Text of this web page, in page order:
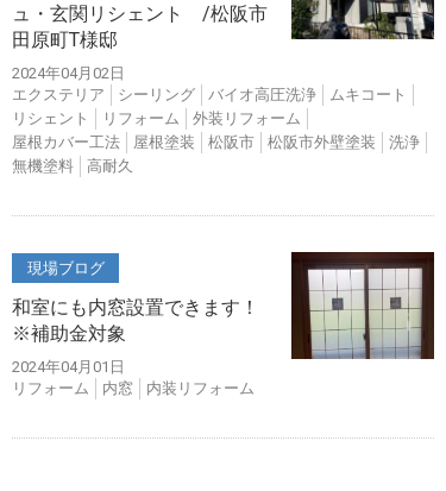
ュ・玄関リシェント /松阪市
田原町T様邸
2024年04月02日
エクステリア
シーリング バイオ高圧洗浄
ムキコート
リシェント
リフォーム
外装リフォーム
屋根カバー工法
屋根塗装 松阪市 松阪市外壁塗装
洗浄
無機塗料
高耐久
現場ブログ
和室にも内窓設置できます！
※補助金対象
2024年04月01日
リフォーム
内窓 内装リフォーム